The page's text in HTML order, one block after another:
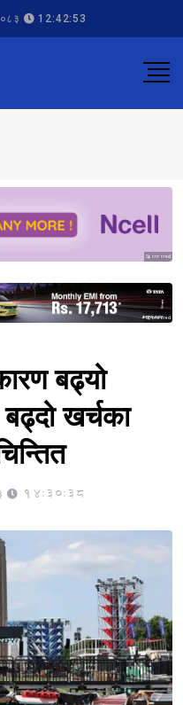
12:42:53
Sponsored
Sponsored
बढ्यो
बढ्दो खर्चका
14:30:38